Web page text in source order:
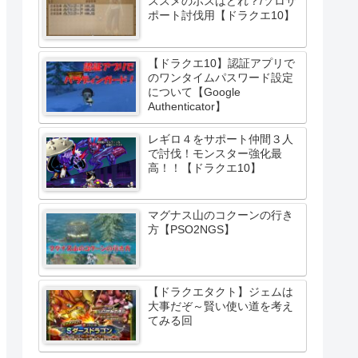
ポート討伐用【ドラクエ10】
【ドラクエ10】認証アプリで
のワンタイムパスワード設定
について【Google
Authenticator】
レギロ４をサポート仲間３人
で討伐！モンスター強化最
高！！【ドラクエ10】
マグナス山のコクーンの行き
方【PSO2NGS】
【ドラクエタクト】ジェムは
大事だぞ～賢い使い道を考え
てみる回